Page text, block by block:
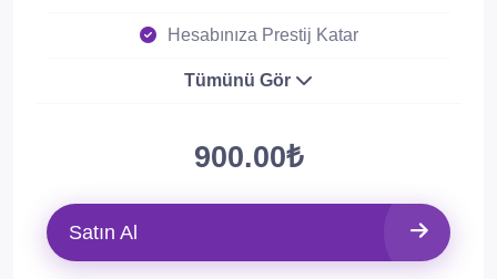
Hesabınıza Prestij Katar
Tümünü Gör
900.00₺
Satın Al